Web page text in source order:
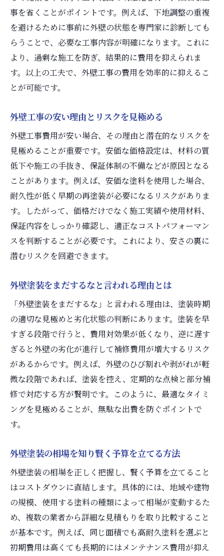
事を省くことがポイントです。例えば、下地調整の重複
を避けるために事前に外壁の状態を専門家に診断しても
らうことで、必要な工事内容が明確になります。これに
より、過剰な施工を防ぎ、結果的に費用を抑えられま
す。以上の工夫で、外壁工事の費用を効率的に抑えるこ
とが可能です。
外壁工事の安い理由とリスクを見極める
外壁工事費用が安い場合、その理由と潜在的なリスクを
見極めることが重要です。安価な価格設定は、材料の質
低下や施工の手抜き、保証体制の不備などが原因となる
ことがあります。例えば、安価な塗料を使用した場合、
耐久性が低く早期の再塗装が必要になるリスクがありま
す。したがって、価格だけでなく施工実績や使用材料、
保証内容をしっかり確認し、適正なコストパフォーマン
スを判断することが必要です。これにより、安さの裏に
潜むリスクを回避できます。
外壁塗装をまだするなと言われる理由とは
「外壁塗装をまだするな」と言われる理由は、塗装時期
の適切な見極めと劣化状態の判断にあります。塗装を早
すぎる段階で行うと、費用対効果が低くなり、逆に遅す
ぎると外壁の劣化が進行して補修費用が増大するリスク
があるからです。例えば、外壁のひび割れや剥がれが軽
微な段階であれば、塗装を控え、定期的な点検と部分補
修で対応する方が賢明です。このように、最適なタイミ
ングを見極めることが、無駄な出費を防ぐポイントで
す。
外壁塗装の相場を知り賢く予算を立てる方法
外壁塗装の相場を正しく把握し、賢く予算を立てること
はコストダウンに直結します。具体的には、地域や建物
の規模、使用する塗料の種類によって相場が変動するた
め、複数の業者から詳細な見積もりを取り比較すること
が基本です。例えば、同じ面積でも高耐久塗料を選ぶと
初期費用は高くても長期的にはメンテナンス費用が抑え